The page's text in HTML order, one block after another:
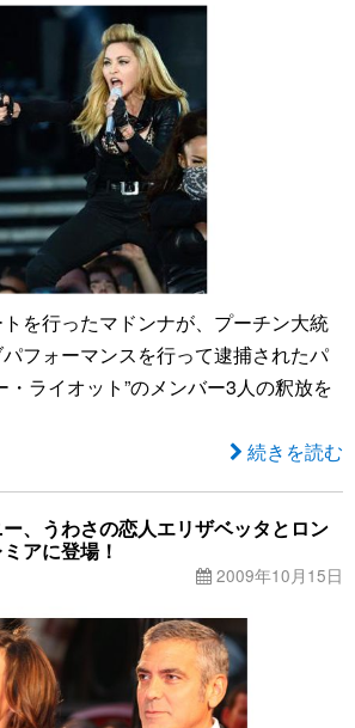
を行ったマドンナが、プーチン大統
フォーマンスを行って逮捕されたパ
・ライオット”のメンバー3人の釈放を
続きを読む
、うわさの恋人エリザベッタとロン
アに登場！
2009年10月15日